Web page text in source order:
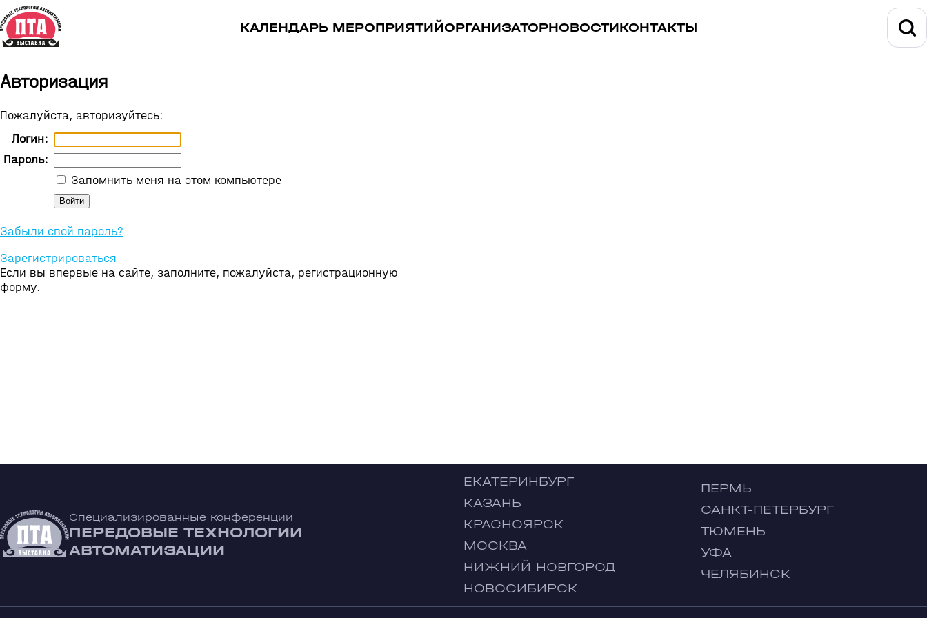
КАЛЕНДАРЬ МЕРОПРИЯТИЙОРГАНИЗАТОРНОВОСТИКОНТАКТЫ
Авторизация
Пожалуйста, авторизуйтесь:
Логин:
Пароль:
Запомнить меня на этом компьютере
Забыли свой пароль?
Зарегистрироваться
Если вы впервые на сайте, заполните, пожалуйста, регистрационную
форму.
Специализированные конференции
ПЕРЕДОВЫЕ ТЕХНОЛОГИИ
АВТОМАТИЗАЦИИ
ЕКАТЕРИНБУРГ
КАЗАНЬ
КРАСНОЯРСК
МОСКВА
НИЖНИЙ НОВГОРОД
НОВОСИБИРСК
ПЕРМЬ
САНКТ-ПЕТЕРБУРГ
ТЮМЕНЬ
УФА
ЧЕЛЯБИНСК